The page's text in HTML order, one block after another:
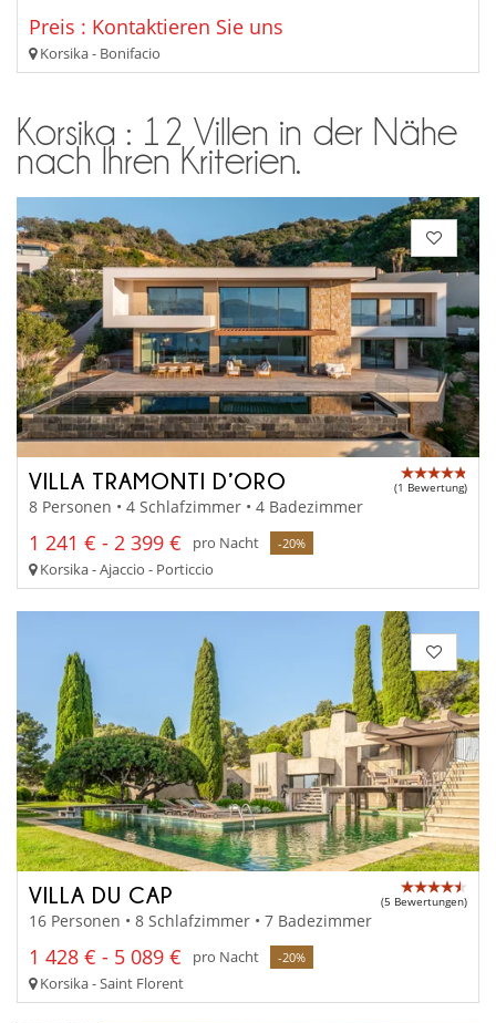
Preis : Kontaktieren Sie uns
Korsika - Bonifacio
Korsika : 12 Villen in der Nähe
nach Ihren Kriterien.
VILLA TRAMONTI D’ORO (1 Bewertung)
8 Personen • 4 Schlafzimmer • 4 Badezimmer
1 241 € - 2 399 € pro Nacht -20%
Korsika - Ajaccio - Porticcio
VILLA DU CAP (5 Bewertungen)
16 Personen • 8 Schlafzimmer • 7 Badezimmer
1 428 € - 5 089 € pro Nacht -20%
Korsika - Saint Florent